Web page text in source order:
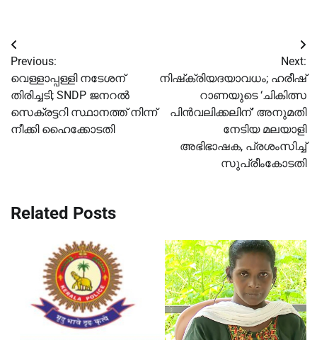
Post
navigation
Previous:
വെള്ളാപ്പള്ളി നടേശന്
തിരിച്ചടി; SNDP ജനറല്‍
സെക്രട്ടറി സ്ഥാനത്ത് നിന്ന്
നീക്കി ഹൈക്കോടതി
Next:
നിഷ്‌ക്രിയദയാവധം; ഹരീഷ്
റാണയുടെ ‘ചികിത്സ
പിന്‍വലിക്കലിന്’ അനുമതി
നേടിയ മലയാളി
അഭിഭാഷക, പ്രശംസിച്ച്‌
സുപ്രീംകോടതി
Related Posts